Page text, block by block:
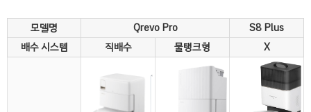
모델명 Qrevo Pro
S8 Plus
배수 시스템
직배수 물탱크형 X